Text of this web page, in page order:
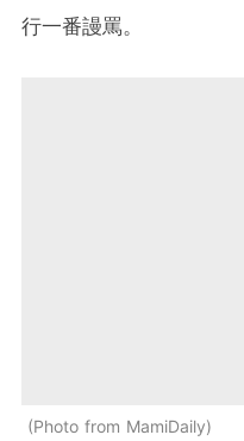
行一番謾罵。
Photo from MamiDaily